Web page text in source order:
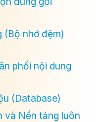
(Bộ nhớ đệm)
phối nội dung
(Database)
và Nền tảng luôn